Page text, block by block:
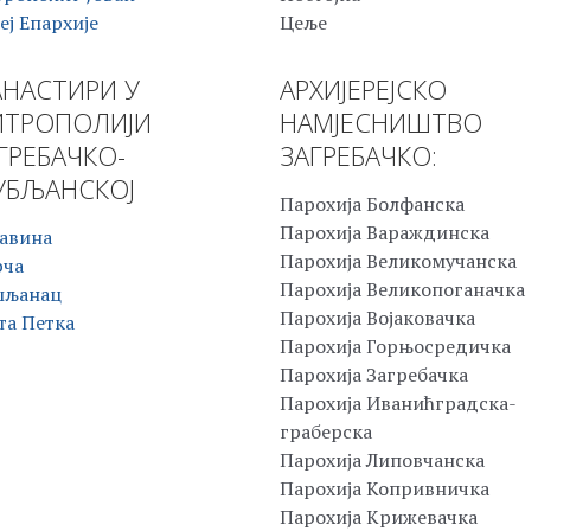
Епархије
У
Петка
Цеље
АРХИЈЕРЕЈСКО
НАМЈЕСНИШТВО
ЗАГРЕБАЧКО:
Парохија Болфанска
Парохија Вараждинска
Парохија Великомучанска
Парохија Великопоганачка
Парохија Војаковачка
Парохија Горњосредичка
Парохија Загребачка
Парохија Иванићградска-
граберска
Парохија Липовчанска
Парохија Копривничка
Парохија Крижевачка